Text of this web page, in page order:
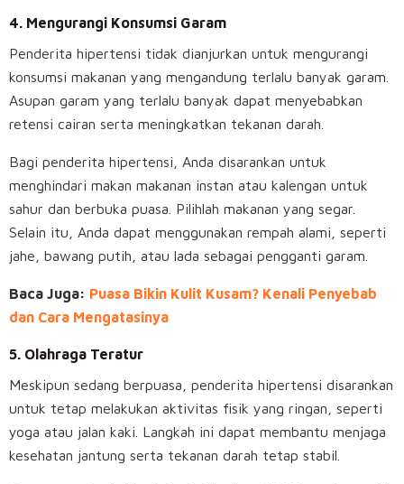
4. Mengurangi Konsumsi Garam
Penderita hipertensi tidak dianjurkan untuk mengurangi
konsumsi makanan yang mengandung terlalu banyak garam.
Asupan garam yang terlalu banyak dapat menyebabkan
retensi cairan serta meningkatkan tekanan darah.
Bagi penderita hipertensi, Anda disarankan untuk
menghindari makan makanan instan atau kalengan untuk
sahur dan berbuka puasa. Pilihlah makanan yang segar.
Selain itu, Anda dapat menggunakan rempah alami, seperti
jahe, bawang putih, atau lada sebagai pengganti garam.
Baca Juga: Puasa Bikin Kulit Kusam? Kenali Penyebab
dan Cara Mengatasinya
5. Olahraga Teratur
Meskipun sedang berpuasa, penderita hipertensi disarankan
untuk tetap melakukan aktivitas fisik yang ringan, seperti
yoga atau jalan kaki. Langkah ini dapat membantu menjaga
kesehatan jantung serta tekanan darah tetap stabil.